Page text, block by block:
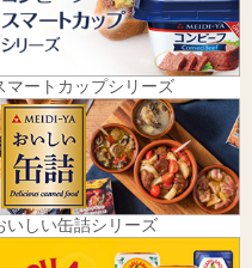
マートカップシリーズ
いしい缶詰シリーズ